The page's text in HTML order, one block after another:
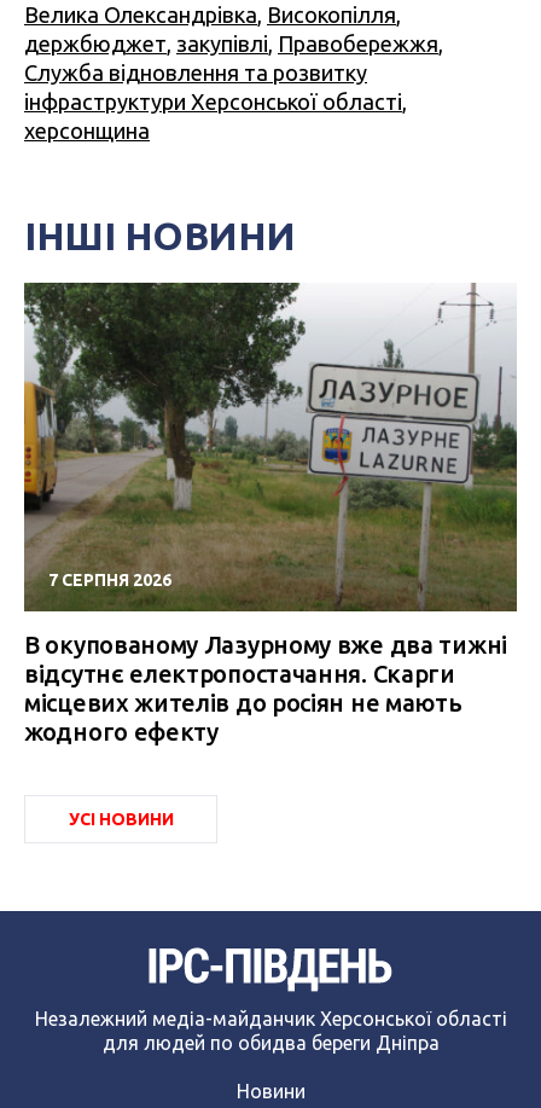
Велика Олександрівка Високопілля
держбюджет закупівлі Правобережжя
Служба відновлення та розвитку
інфраструктури Херсонської області
херсонщина
ІНШІ НОВИНИ
7 СЕРПНЯ 2026
В окупованому Лазурному вже два тижні
відсутнє електропостачання. Скарги
місцевих жителів до росіян не мають
жодного ефекту
УСІ НОВИНИ
Незалежний медіа-майданчик Херсонської області
для людей по обидва береги Дніпра
Новини